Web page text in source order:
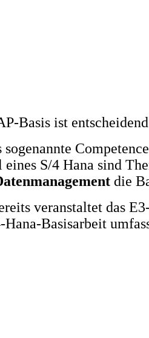
Basis ist
S/4 Hana sind
die
veranstaltet das
Basisarbeit